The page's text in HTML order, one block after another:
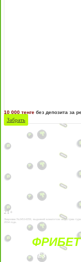
10 000 тенге без депозита за
Забрать
21+
Лицензии №24514359, выданной комитетом индустрии
2034 года.
ФРИБЕТ
БЕЗ УСЛОВИЙ